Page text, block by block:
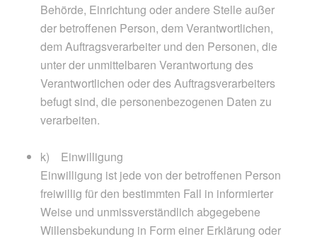
Behörde, Einrichtung oder andere Stelle außer
der betroffenen Person, dem Verantwortlichen,
dem Auftragsverarbeiter und den Personen, die
unter der unmittelbaren Verantwortung des
Verantwortlichen oder des Auftragsverarbeiters
befugt sind, die personenbezogenen Daten zu
verarbeiten.
k) Einwilligung
Einwilligung ist jede von der betroffenen Person
freiwillig für den bestimmten Fall in informierter
Weise und unmissverständlich abgegebene
Willensbekundung in Form einer Erklärung oder